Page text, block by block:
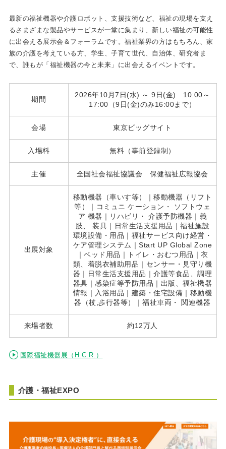
最新の福祉機器や介護ロボット、支援技術など、福祉の現場を支え
るさまざまな製品やサービスが一堂に集まり、新しい福祉の可能性
に出会える展示会＆フォーラムです。福祉業界の方はもちろん、家
族の介護を考えている方、学生、子育て世代、自治体、研究者ま
で、誰もが「福祉機器の今と未来」に出会えるイベントです。
期間
2026年10月7日(水) ～ 9日(金) 10:00～
17:00（9日(金)のみ16:00まで）
会場 東京ビッグサイト
入場料 無料（事前登録制）
主催 全国社会福祉協議会 保健福祉広報協会
出展対象
移動機器（車いす等）｜移動機器（リフト
等）｜コミュニ ケーション・ ソフトウェ
ア 機器｜リハビリ・ 介護予防機器｜義
肢、 装具｜日常生活支援用品｜福祉施設
環境設備・用品｜福祉サービス向け経営・
ケア管理システム｜Start UP Global Zone
｜ベッド用品｜トイレ・おむつ用品｜衣
類、着脱衣補助用品｜センサー・見守り機
器｜日常生活支援用品｜介護等食品、調理
器具｜感染症等予防用品｜出版、福祉機器
情報｜入浴用品｜建築・住宅設備｜移動機
器（杖,歩行器等）｜福祉車両・ 関連機器
来場者数 約12万人
国際福祉機器展（H.C.R.）
介護・福祉EXPO